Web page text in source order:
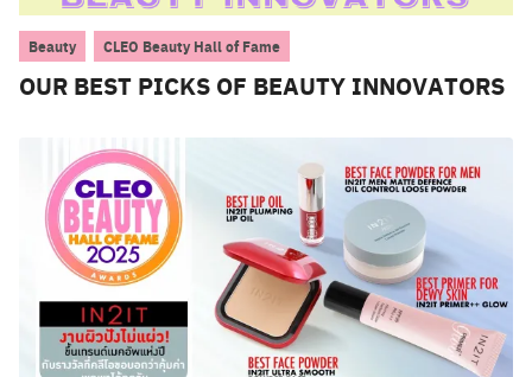
Beauty CLEO Beauty Hall of Fame
OUR BEST PICKS OF BEAUTY INNOVATORS